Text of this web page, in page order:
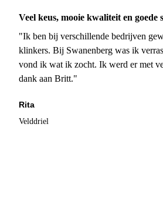
Veel keus, mooie kwaliteit en goede
"Ik ben bij verschillende bedrijven
klinkers. Bij Swanenberg was ik
vond ik wat ik zocht. Ik werd er met
dank aan Britt."
Rita
Velddriel